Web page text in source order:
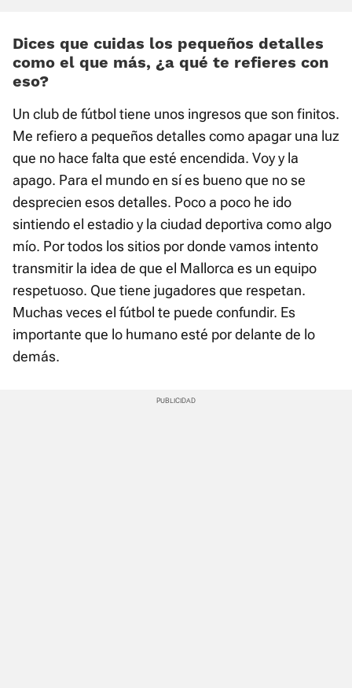
Dices que cuidas los pequeños detalles
como el que más, ¿a qué te refieres con
eso?
Un club de fútbol tiene unos ingresos que son finitos.
Me refiero a pequeños detalles como apagar una luz
que no hace falta que esté encendida. Voy y la
apago. Para el mundo en sí es bueno que no se
desprecien esos detalles. Poco a poco he ido
sintiendo el estadio y la ciudad deportiva como algo
mío. Por todos los sitios por donde vamos intento
transmitir la idea de que el Mallorca es un equipo
respetuoso. Que tiene jugadores que respetan.
Muchas veces el fútbol te puede confundir. Es
importante que lo humano esté por delante de lo
demás.